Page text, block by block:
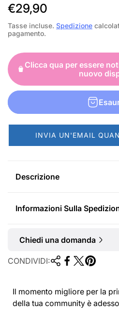
P
r
e
z
z
o
n
o
r
m
€29,90
Tasse incluse. Spedizione
pagamento.
Clicca qua per essere
nuovo
INVIA UN'EMAIL
Descrizione
Informazioni Sulla
Chiedi una domanda
CONDIVIDI:
Il momento migliore per la
della tua community è